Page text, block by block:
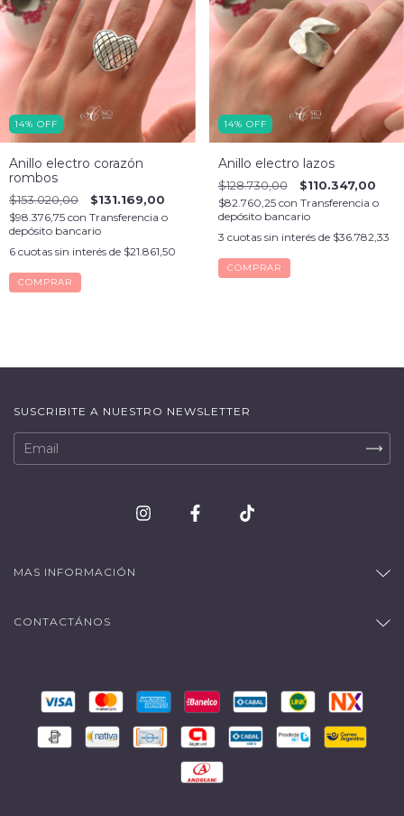
14% OFF
Anillo electro corazón
rombos
$153.020,00 $131.169,00
$98.376,75 con Transferencia o
depósito bancario
6 cuotas sin interés de $21.861,50
COMPRAR
14% OFF
Anillo electro lazos
$128.730,00 $110.347,00
$82.760,25 con Transferencia o
depósito bancario
3 cuotas sin interés de $36.782,33
COMPRAR
SUSCRIBITE A NUESTRO NEWSLETTER
MAS INFORMACIÓN
CONTACTÁNOS